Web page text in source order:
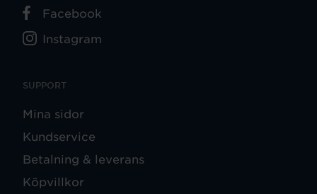
SUPPORT
Mina sidor
Kundservice
Betalning & leverans
Köpvillkor
Facebook
Instagram